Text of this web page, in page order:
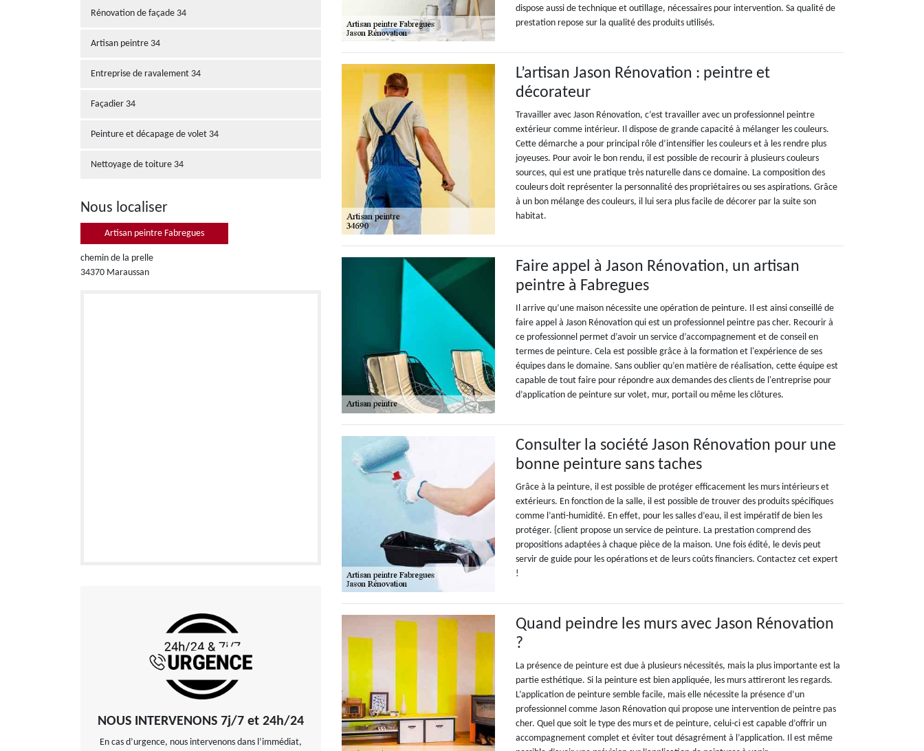
Rénovation de façade 34
Artisan peintre 34
Entreprise de ravalement 34
Façadier 34
Peinture et décapage de volet 34
Nettoyage de toiture 34
Nous localiser
Artisan peintre Fabregues
chemin de la prelle
34370 Maraussan
NOUS INTERVENONS 7j/7 et 24h/24
En cas d’urgence, nous intervenons dans l’immédiat,
dispose aussi de technique et outillage, nécessaires pour intervention. Sa qualité de
prestation repose sur la qualité des produits utilisés.
L’artisan Jason Rénovation : peintre et
décorateur
Travailler avec Jason Rénovation, c’est travailler avec un professionnel peintre
extérieur comme intérieur. Il dispose de grande capacité à mélanger les couleurs.
Cette démarche a pour principal rôle d’intensifier les couleurs et à les rendre plus
joyeuses. Pour avoir le bon rendu, il est possible de recourir à plusieurs couleurs
sources, qui est une pratique très naturelle dans ce domaine. La composition des
couleurs doit représenter la personnalité des propriétaires ou ses aspirations. Grâce
à un bon mélange des couleurs, il lui sera plus facile de décorer par la suite son
habitat.
Faire appel à Jason Rénovation, un artisan
peintre à Fabregues
Il arrive qu’une maison nécessite une opération de peinture. Il est ainsi conseillé de
faire appel à Jason Rénovation qui est un professionnel peintre pas cher. Recourir à
ce professionnel permet d’avoir un service d’accompagnement et de conseil en
termes de peinture. Cela est possible grâce à la formation et l'expérience de ses
équipes dans le domaine. Sans oublier qu’en matière de réalisation, cette équipe est
capable de tout faire pour répondre aux demandes des clients de l'entreprise pour
d’application de peinture sur volet, mur, portail ou même les clôtures.
Consulter la société Jason Rénovation pour une
bonne peinture sans taches
Grâce à la peinture, il est possible de protéger efficacement les murs intérieurs et
extérieurs. En fonction de la salle, il est possible de trouver des produits spécifiques
comme l’anti-humidité. En effet, pour les salles d’eau, il est impératif de bien les
protéger. {client propose un service de peinture. La prestation comprend des
propositions adaptées à chaque pièce de la maison. Une fois édité, le devis peut
servir de guide pour les opérations et de leurs coûts financiers. Contactez cet expert
!
Quand peindre les murs avec Jason Rénovation
?
La présence de peinture est due à plusieurs nécessités, mais la plus importante est la
partie esthétique. Si la peinture est bien appliquée, les murs attireront les regards.
L’application de peinture semble facile, mais elle nécessite la présence d’un
professionnel comme Jason Rénovation qui propose une intervention de peintre pas
cher. Quel que soit le type des murs et de peinture, celui-ci est capable d’offrir un
accompagnement complet et éviter tout désagrément à l’application. Il est même